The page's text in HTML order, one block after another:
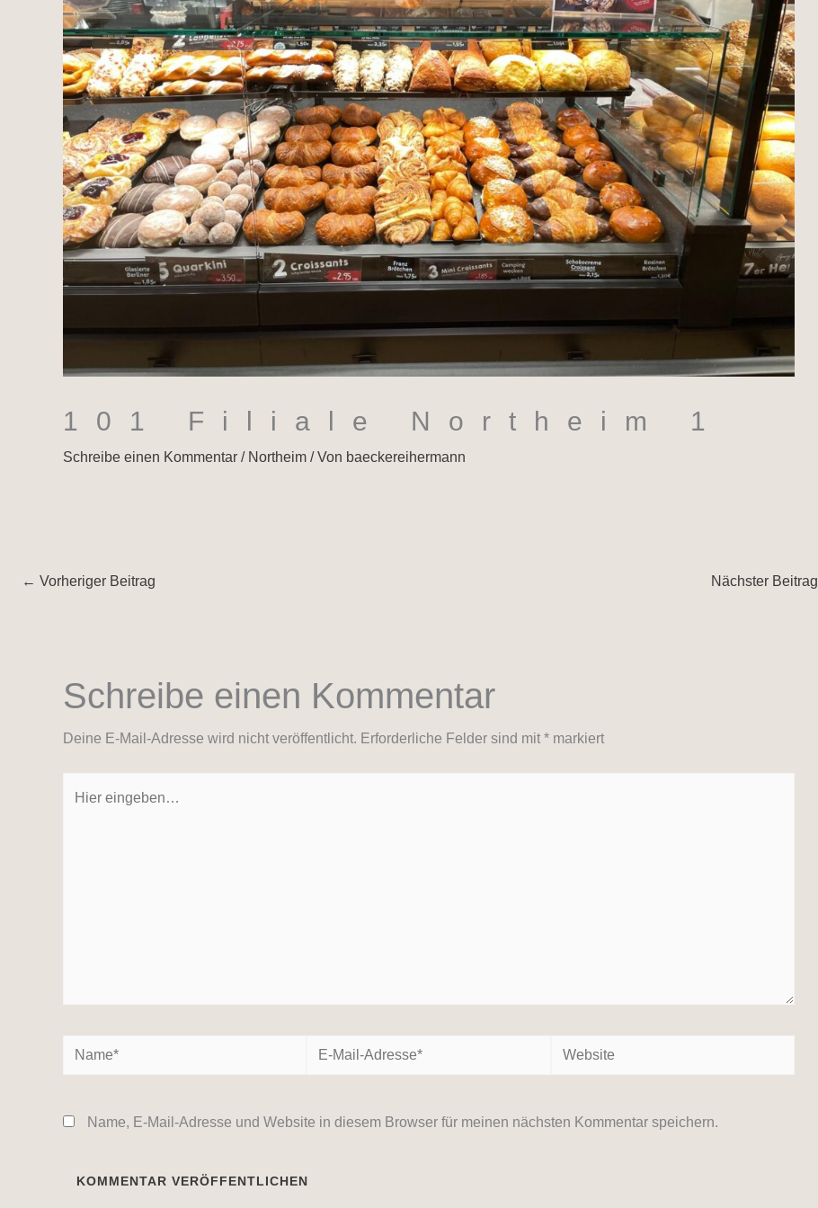
101 Filiale Northeim 1
Schreibe einen Kommentar / Northeim / Von baeckereihermann
← Vorheriger Beitrag Nächster Beitrag
Schreibe einen Kommentar
Deine E-Mail-Adresse wird nicht veröffentlicht. Erforderliche Felder sind mit * markiert
Name*
E-
Mail-
Website
Name, E-Mail-Adresse und Website in diesem Browser für meinen nächsten Kommentar speichern.